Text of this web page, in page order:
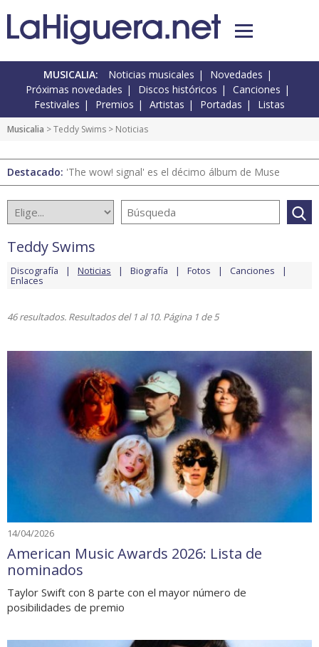
MUSICALIA: Noticias musicales
Novedades
Próximas novedades
Discos históricos
Canciones
Festivales
Premios Artistas Portadas Listas
Musicalia >Teddy Swims > Noticias
Destacado: 'The wow! signal' es el décimo álbum de Muse
Teddy Swims
Discografía Noticias Biografía Fotos Canciones
Enlaces
46 resultados. Resultados del 1 al 10. Página 1 de 5
14/04/2026
American Music Awards 2026: Lista de
nominados
Taylor Swift con 8 parte con el mayor número de
posibilidades de premio